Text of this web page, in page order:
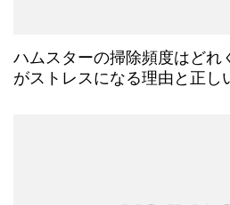
ハムスターの掃除頻度はどれ
がストレスになる理由と正し